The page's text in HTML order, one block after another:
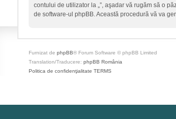
contului de utilizator la „”, aşadar vă rugăm să o
de software-ul phpBB. Această procedură vă va
Furnizat de phpBB® Forum Software © phpBB Limited
Translation/Traducere: phpBB România
Politica de confidenţialitate TERMS